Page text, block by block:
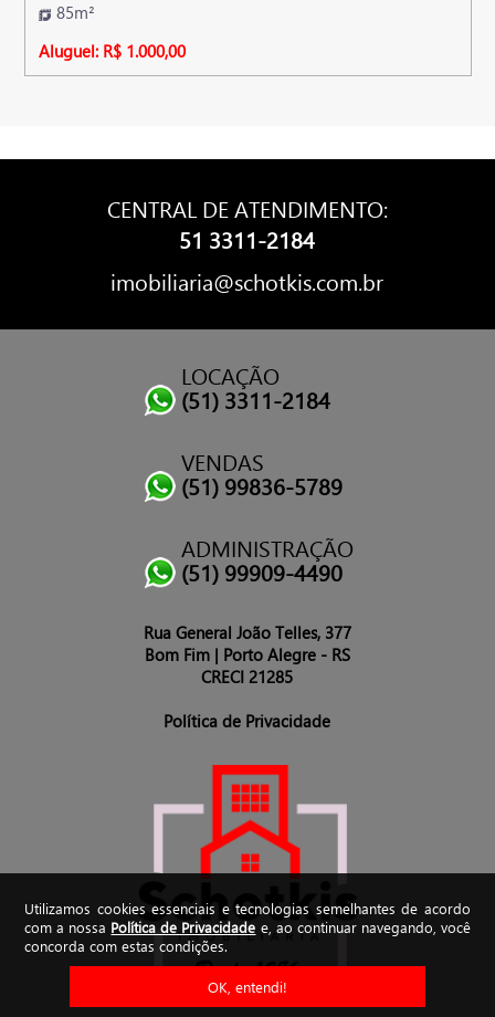
Utilizamos cookies essenciais e tecnologias semelhantes de acordo
com a nossa Política de Privacidade e, ao continuar navegando, você
concorda com estas condições.
OK, entendi!
85m²
Aluguel: R$ 1.000,00
CENTRAL DE ATENDIMENTO:
51 3311-2184
imobiliaria@schotkis.com.br
LOCAÇÃO
(51) 3311-2184
VENDAS
(51) 99836-5789
ADMINISTRAÇÃO
(51) 99909-4490
Rua General João Telles, 377
Bom Fim | Porto Alegre - RS
CRECI 21285
Política de Privacidade